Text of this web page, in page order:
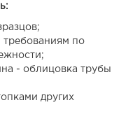
требованиям по
- облицовка трубы
других